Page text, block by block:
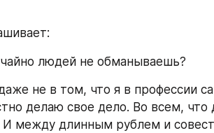
людей не обманываешь?
не в том, что я в профессии
делаю свое дело. Во всем, что
И между длинным рублем и